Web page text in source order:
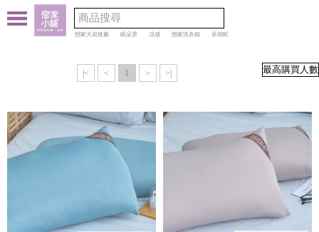
戀家大叔推薦 眠朵雲 涼感 戀家洗衣精 呆萌町
|< < 1 > >|